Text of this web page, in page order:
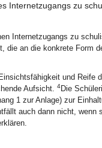
Internetzugangs zu
Internetzugangs zu
an die konkrete Form
und Reife
Aufsicht. 4Die
1 zur Anlage) zur
auch dann nicht, wenn